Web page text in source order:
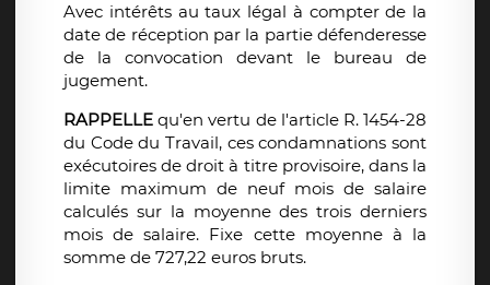
Avec intérêts au taux légal à compter de la
date de réception par la partie défenderesse
de la convocation devant le bureau de
jugement.
RAPPELLE qu'en vertu de l'article R. 1454-28
du Code du Travail, ces condamnations sont
exécutoires de droit à titre provisoire, dans la
limite maximum de neuf mois de salaire
calculés sur la moyenne des trois derniers
mois de salaire. Fixe cette moyenne à la
somme de 727,22 euros bruts.